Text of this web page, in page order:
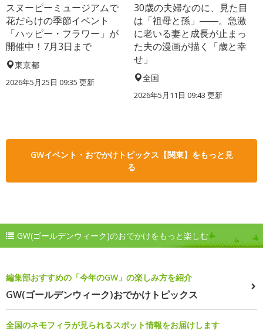
スヌーピーミュージアムで
花だらけの季節イベント
「ハッピー・フラワー」が
開催中！7月3日まで
東京都
2026年5月25日 09:35 更新
30歳の夫婦なのに、見た目
は「祖母と孫」――。急激
に老いる妻と成長が止まっ
た夫の漫画が描く「歳と幸
せ」
全国
2026年5月11日 09:43 更新
GWイベント・おでかけトピックス【関東】をもっと見
る
GW(ゴールデンウィーク)のおでかけをもっと楽しむ
編集部おすすめの「今年のGW」の楽しみ方を紹介
GW(ゴールデンウィーク)おでかけトピックス
全国のネモフィラが見られるスポット情報をお届けします